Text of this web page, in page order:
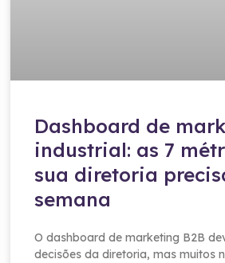
Dashboard de
industrial: as 7
sua diretoria
semana
O dashboard de marketing B2B
decisões da diretoria, mas muitos